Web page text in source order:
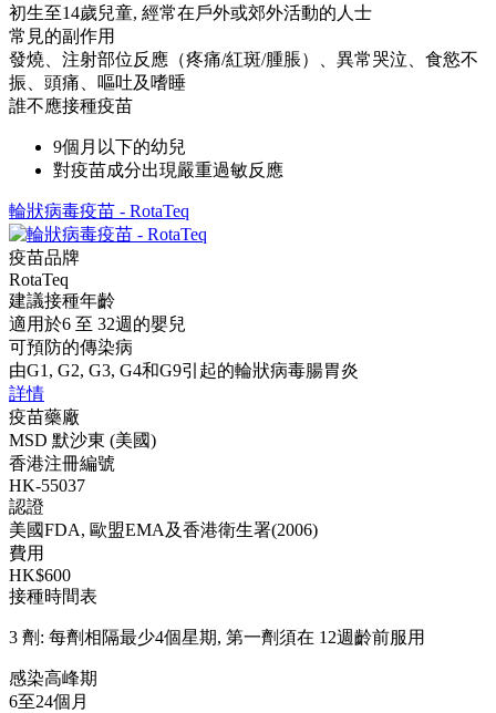
初生至14歲兒童, 經常在戶外或郊外活動的人士
常見的副作用
發燒、注射部位反應（疼痛/紅斑/腫脹）、異常哭泣、食慾不
振、頭痛、嘔吐及嗜睡
誰不應接種疫苗
9個月以下的幼兒
對疫苗成分出現嚴重過敏反應
輪狀病毒疫苗 - RotaTeq
疫苗品牌
RotaTeq
建議接種年齡
適用於6 至 32週的嬰兒
可預防的傳染病
由G1, G2, G3, G4和G9引起的輪狀病毒腸胃炎
詳情
疫苗藥廠
MSD 默沙東 (美國)
香港注冊編號
HK-55037
認證
美國FDA, 歐盟EMA及香港衛生署(2006)
費用
HK$600
接種時間表
3 劑: 每劑相隔最少4個星期, 第一劑須在 12週齡前服用
感染高峰期
6至24個月